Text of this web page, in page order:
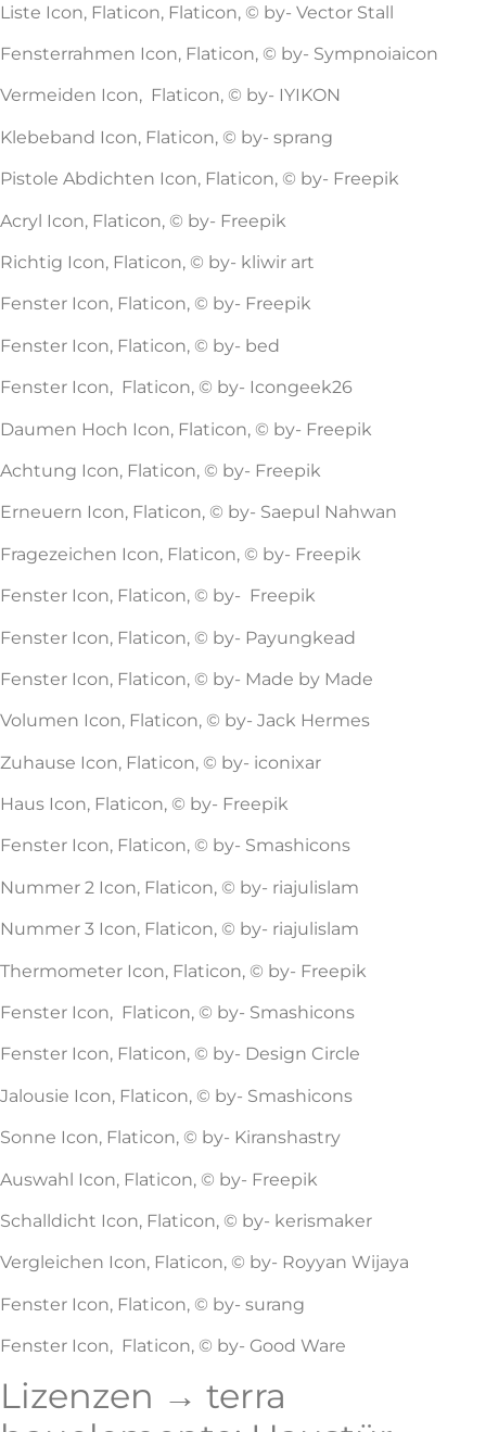
Liste Icon, Flaticon, Flaticon, © by- Vector Stall
Fensterrahmen Icon, Flaticon, © by- Sympnoiaicon
Vermeiden Icon, Flaticon, © by- IYIKON
Klebeband Icon, Flaticon, © by- sprang
Pistole Abdichten Icon, Flaticon, © by- Freepik
Acryl Icon, Flaticon, © by- Freepik
Richtig Icon, Flaticon, © by- kliwir art
Fenster Icon, Flaticon, © by- Freepik
Fenster Icon, Flaticon, © by- bed
Fenster Icon, Flaticon, © by- Icongeek26
Daumen Hoch Icon, Flaticon, © by- Freepik
Achtung Icon, Flaticon, © by- Freepik
Erneuern Icon, Flaticon, © by- Saepul Nahwan
Fragezeichen Icon, Flaticon, © by- Freepik
Fenster Icon, Flaticon, © by- Freepik
Fenster Icon, Flaticon, © by- Payungkead
Fenster Icon, Flaticon, © by- Made by Made
Volumen Icon, Flaticon, © by- Jack Hermes
Zuhause Icon, Flaticon, © by- iconixar
Haus Icon, Flaticon, © by- Freepik
Fenster Icon, Flaticon, © by- Smashicons
Nummer 2 Icon, Flaticon, © by- riajulislam
Nummer 3 Icon, Flaticon, © by- riajulislam
Thermometer Icon, Flaticon, © by- Freepik
Fenster Icon, Flaticon, © by- Smashicons
Fenster Icon, Flaticon, © by- Design Circle
Jalousie Icon, Flaticon, © by- Smashicons
Sonne Icon, Flaticon, © by- Kiranshastry
Auswahl Icon, Flaticon, © by- Freepik
Schalldicht Icon, Flaticon, © by- kerismaker
Vergleichen Icon, Flaticon, © by- Royyan Wijaya
Fenster Icon, Flaticon, © by- surang
Fenster Icon, Flaticon, © by- Good Ware
Lizenzen → terra